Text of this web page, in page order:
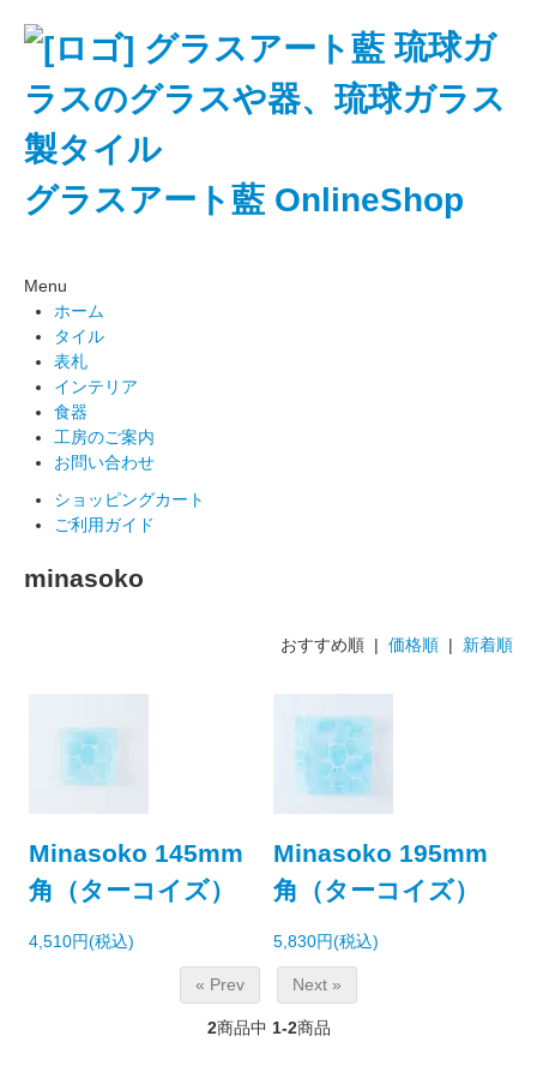
琉球ガ
ラスのグラスや器、琉球ガラス
製タイル
グラスアート藍 OnlineShop
Menu
ホーム
タイル
表札
インテリア
食器
工房のご案内
お問い合わせ
ショッピングカート
ご利用ガイド
minasoko
おすすめ順 | 価格順 | 新着順
Minasoko 145mm
角（ターコイズ）
4,510円(税込)
Minasoko 195mm
角（ターコイズ）
5,830円(税込)
« Prev Next »
2商品中 1-2商品